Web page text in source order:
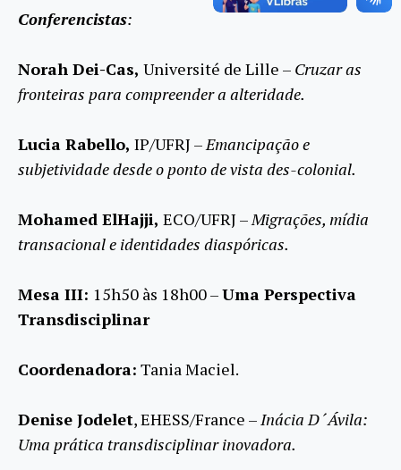
Conferencistas:
Norah Dei-Cas, Université de Lille – Cruzar as
fronteiras para compreender a alteridade.
Lucia Rabello, IP/UFRJ –Emancipação e
subjetividade desde o ponto de vista des-colonial.
Mohamed ElHajji, ECO/UFRJ –Migrações, mídia
transacional e identidades diaspóricas.
Mesa III: 15h50 às 18h00 –Uma Perspectiva
Transdisciplinar
Coordenadora: Tania Maciel.
Denise Jodelet, EHESS/France –Inácia D´Ávila:
Uma prática transdisciplinar inovadora.